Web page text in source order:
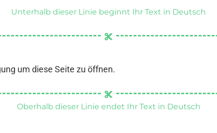
Unterhalb dieser Linie beginnt Ihr Text in Deutsch
um diese Seite zu öffnen.
Oberhalb dieser Linie endet Ihr Text in Deutsch